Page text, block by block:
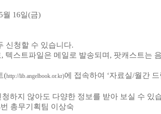
월 16일(금)
신청할 수 있습니다.
, 텍스트파일은 메일로 발송되며 , 팟캐스트는
(http://lib.angelbook.or.kr)에 접속하여 ‘자료실/월간 드
하지 않아도 다양한 정보를 받아 보실 수 있
번 총무기획팀 이상숙